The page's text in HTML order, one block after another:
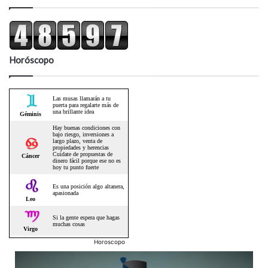
Horóscopo
Horoscopo